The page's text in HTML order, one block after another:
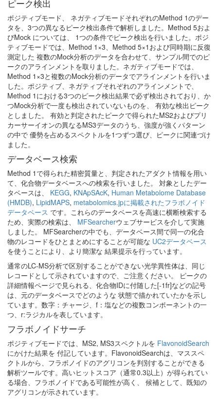
ピーク検出
ポジティブモード、 ネガティブモードそれぞれのMethod 1のデー
タを、3つの異なるピーク検出条件で解析しました。Method 5およ
びMock については、 1つの条件でピーク検出を行いました。ポジ
ティブモードでは、Method 1×3、Method 5×1および同時期に反復
測定した 複数のMock分析のデータを合わせて、サンプル間でのピ
ークのアラインメントを取りました。ネガティブモードでは、
Method 1×3と複数のMock分析のデータでアラインメントを行いま
した。ポジティブ、ネガティブそれぞれのアラインメントで、
Method 1における3つのピーク検出結果で必ず検出されており、か
つMock分析で一度も検出されていないものを、 有効な検出ピーク
としました。 有効と判定されたピークで得られたMS2およびプリ
カーサーイオンの異なるMS3データのうち、強度が強くパターン
の中で 優勢を占めるスペクトルを1つずつ選び、ピークに関連づけ
ました。
データベース検索
Method 1で得られた精密質量と、判定されたアダクト情報を用い
て、化合物データベースへの検索を行いました。 対象としたデー
タベースは、 KEGG, KNApSAcK, Human Metabolome Database
(HMDB), LipidMAPS, metabolomics.jpに掲載されたフラボノイド
データベース です。これらのデータベースを高速に横断検索する
ため、実際の検索は、 MFSearcherウェブサービスを介して実施
しました。 MFSearcherの中でも、データベース間で同一の化合
物のレコードをひとまとめにすることが可能な UC2データベース
を使うことにより、より簡潔な 結果提示を行っています。
通常のLC-MS分析で区別することができない光学異性体は、同じ
レコードとして示されていますので、ご注意ください。 ピークの
詳細情報ページで見られる、化合物IDに付随した[-1fr]などの記号
は、元のデータベースでどのような 状態で描かれていたかを示し
ています。数字：チャージ、f：塩などの複数コンポーネントの一
つ、r:ラジカルを表しています。
フラボノイドサーチ
ポジティブモードでは、MS2, MS3スペクトルを FlavonoidSearch
にかけた結果を 付記しています。FlavonoidSearchは、マススペ
クトルから、フラボノイドのアグリコンを判別することができる
解析ツールです。高いヒットスコア（通常0.3以上）が得られてい
る場合、フラボノイドである可能性が高く、 候補として、既知の
アグリコンが示されています。